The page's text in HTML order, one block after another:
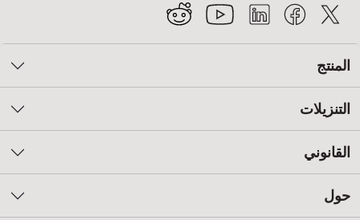
المنتج
التنزيلات
القانوني
حول